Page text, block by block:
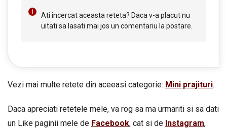
Ati incercat aceasta reteta? Daca v-a placut nu
uitati sa lasati mai jos un comentariu la postare.
Vezi mai multe retete din aceeasi categorie: Mini prajituri.
Daca apreciati retetele mele, va rog sa ma urmariti si sa dati
un Like paginii mele de Facebook, cat si de Instagram,